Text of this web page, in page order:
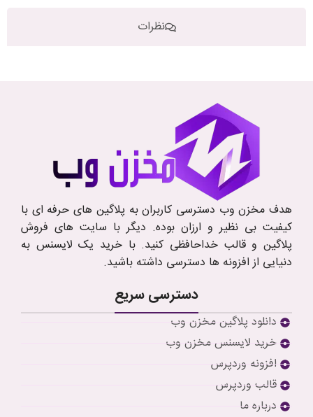
نظرات
هدف مخزن وب دسترسی کاربران به پلاگین های حرفه ای با
کیفیت بی نظیر و ارزان بوده. دیگر با سایت های فروش
پلاگین و قالب خداحافظی کنید. با خرید یک لایسنس به
دنیایی از افزونه ها دسترسی داشته باشید.
دسترسی سریع
دانلود پلاگین مخزن وب
خرید لایسنس مخزن وب
افزونه وردپرس
قالب وردپرس
درباره ما